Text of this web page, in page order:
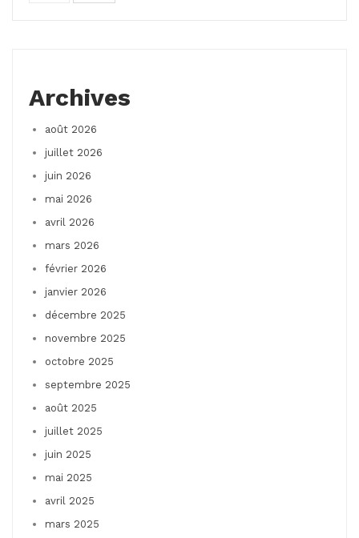
Archives
août 2026
juillet 2026
juin 2026
mai 2026
avril 2026
mars 2026
février 2026
janvier 2026
décembre 2025
novembre 2025
octobre 2025
septembre 2025
août 2025
juillet 2025
juin 2025
mai 2025
avril 2025
mars 2025